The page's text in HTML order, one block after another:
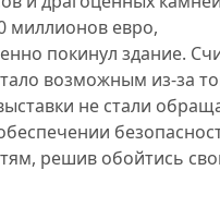
миллионов евро,
покинул здание.
возможным из-за
не стали
решив обойтись